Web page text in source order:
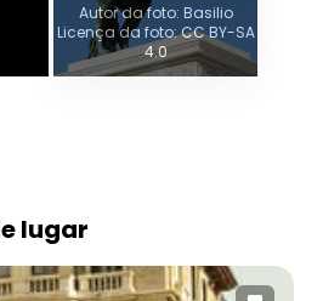
Autor da foto: Basilio
Licença da foto: CC BY-SA
4.0
lugar